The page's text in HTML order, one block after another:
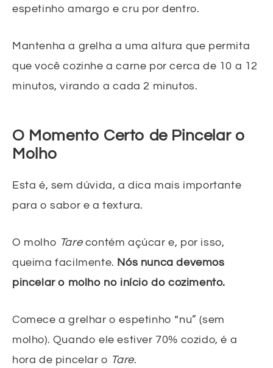
espetinho amargo e cru por dentro.
Mantenha a grelha a uma altura que permita
que você cozinhe a carne por cerca de 10 a 12
minutos, virando a cada 2 minutos.
O Momento Certo de Pincelar o
Molho
Esta é, sem dúvida, a dica mais importante
para o sabor e a textura.
O molho Tarecontém açúcar e, por isso,
queima facilmente. Nós nunca devemos
pincelar o molho no início do cozimento.
Comece a grelhar o espetinho “nu” (sem
molho). Quando ele estiver 70% cozido, é a
hora de pincelar o Tare.